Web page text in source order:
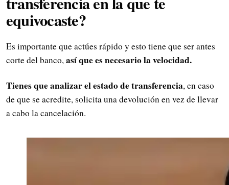
equivocaste?
Es importante que actúes rápido y esto tiene que ser antes
corte del banco,así que es necesario la velocidad.
Tienes que analizar el estado de transferencia, en caso
de que se acredite, solicita una devolución en vez de llevar
a cabo la cancelación.